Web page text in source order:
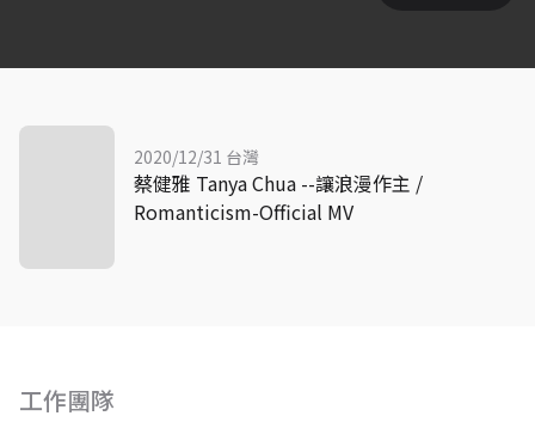
工作團隊
2020/12/31 台灣
蔡健雅 Tanya Chua --讓浪漫作主 /
Romanticism-Official MV